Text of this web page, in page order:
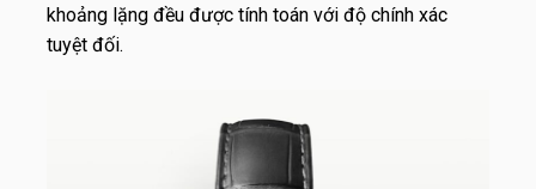
khoảng lặng đều được tính toán với độ chính xác
tuyệt đối.